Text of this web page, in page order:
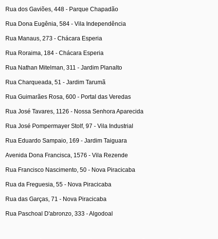
Rua dos Gaviões, 448 - Parque Chapadão
Rua Dona Eugênia, 584 - Vila Independência
Rua Manaus, 273 - Chácara Esperia
Rua Roraima, 184 - Chácara Esperia
Rua Nathan Mitelman, 311 - Jardim Planalto
Rua Charqueada, 51 - Jardim Tarumã
Rua Guimarães Rosa, 600 - Portal das Veredas
Rua José Tavares, 1126 - Nossa Senhora Aparecida
Rua José Pompermayer Stolf, 97 - Vila Industrial
Rua Eduardo Sampaio, 169 - Jardim Taiguara
Avenida Dona Francisca, 1576 - Vila Rezende
Rua Francisco Nascimento, 50 - Nova Piracicaba
Rua da Freguesia, 55 - Nova Piracicaba
Rua das Garças, 71 - Nova Piracicaba
Rua Paschoal D'abronzo, 333 - Algodoal